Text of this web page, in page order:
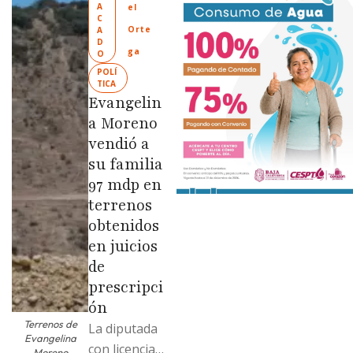
Ciudad
Limpia” en
colonias de
las …
Terrenos de
Evangelina
A
C
A
D
O
POLÍ
TICA
el
Orte
ga
Evangelin
a Moreno
vendió a
su familia
97 mdp en
terrenos
obtenidos
en juicios
de
prescripci
ón
La diputada
con licencia